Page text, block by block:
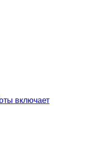
включает